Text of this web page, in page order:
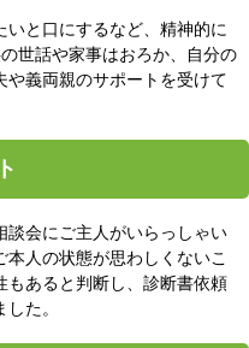
と口にするなど、精神的に
世話や家事はおろか、自分の
義両親のサポートを受けて
談会にご主人がいらっしゃい
人の状態が思わしくないこ
もあると判断し、診断書依頼
た。